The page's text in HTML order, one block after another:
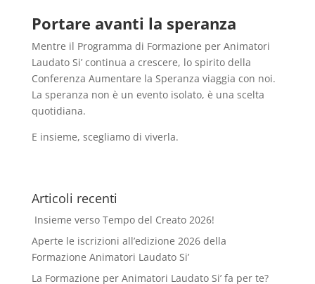
Portare avanti la speranza
Mentre il Programma di Formazione per Animatori
Laudato Si’ continua a crescere, lo spirito della
Conferenza Aumentare la Speranza viaggia con noi.
La speranza non è un evento isolato, è una scelta
quotidiana.
E insieme, scegliamo di viverla.
Articoli recenti
Insieme verso Tempo del Creato 2026!
Aperte le iscrizioni all’edizione 2026 della
Formazione Animatori Laudato Si’
La Formazione per Animatori Laudato Si’ fa per te?